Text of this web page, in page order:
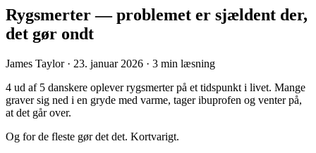
Rygsmerter — problemet er sjældent der,
det gør ondt
James Taylor · 23. januar 2026 · 3 min læsning
4 ud af 5 danskere oplever rygsmerter på et tidspunkt i livet. Mange
graver sig ned i en gryde med varme, tager ibuprofen og venter på,
at det går over.
Og for de fleste gør det det. Kortvarigt.